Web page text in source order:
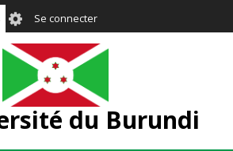
User
account
menu
Se connecter
du Burundi